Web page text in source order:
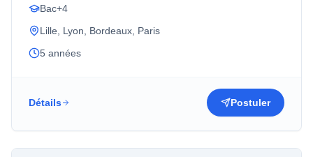
Bac+4
Lille, Lyon, Bordeaux, Paris
5 années
Détails Postuler